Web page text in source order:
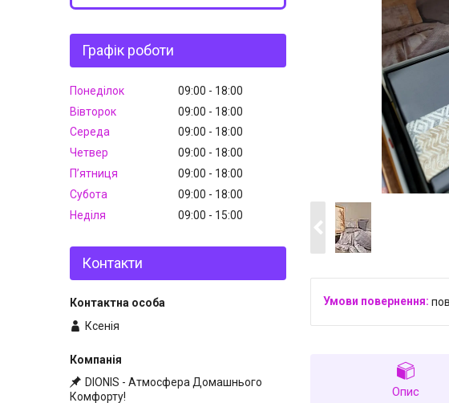
Опис
Графік роботи
Понеділок 09:00
18:00
Вівторок
09:00
18:00
Середа
09:00
18:00
Четвер
09:00
18:00
Пʼятниця
09:00
18:00
Субота
09:00
18:00
Неділя
09:00 15:00
Контакти
Ксенія
DIONIS - Атмосфера Домашнього
Комфорту!